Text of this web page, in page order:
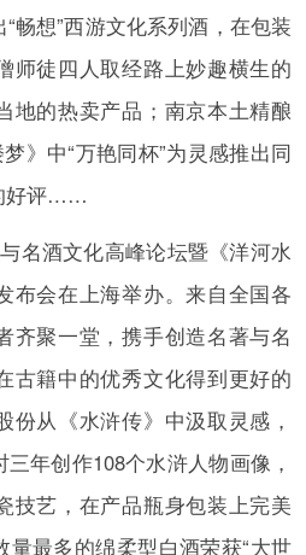
畅想”西游文化系列酒，在包装
师徒四人取经路上妙趣横生的
地的热卖产品；南京本土精酿
》中“万艳同杯”为灵感推出同
好评……
名酒文化高峰论坛暨《洋河水
布会在上海举办。来自全国各
齐聚一堂，携手创造名著与名
古籍中的优秀文化得到更好的
份从《水浒传》中汲取灵感，
年创作108个水浒人物画像，
技艺，在产品瓶身包装上完美
最多的绵柔型白酒荣获“大世